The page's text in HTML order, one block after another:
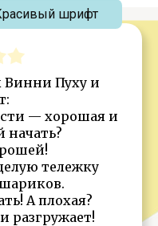
Винни Пуху и
— хорошая и
начать?
тележку
А плохая?
разгружает!
шрифт